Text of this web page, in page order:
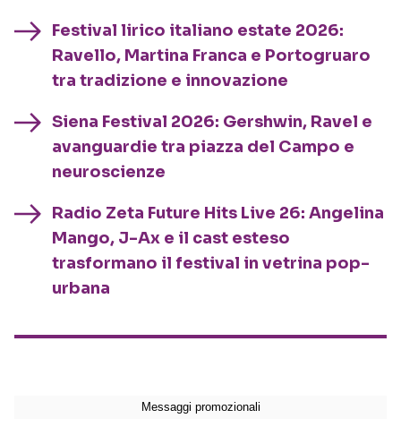
Festival lirico italiano estate 2026:
Ravello, Martina Franca e Portogruaro
tra tradizione e innovazione
Siena Festival 2026: Gershwin, Ravel e
avanguardie tra piazza del Campo e
neuroscienze
Radio Zeta Future Hits Live 26: Angelina
Mango, J-Ax e il cast esteso
trasformano il festival in vetrina pop-
urbana